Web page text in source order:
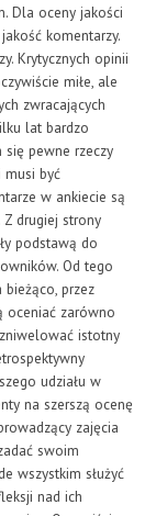
Dla oceny jakości
komentarzy.
Krytycznych opinii
miłe, ale
zwracających
lat bardzo
pewne rzeczy
musi być
w ankiecie są
drugiej strony
podstawą do
Od tego
przez
oceniać zarówno
istotny
udziału w
na szerszą ocenę
zajęcia
swoim
wszystkim służyć
nad ich